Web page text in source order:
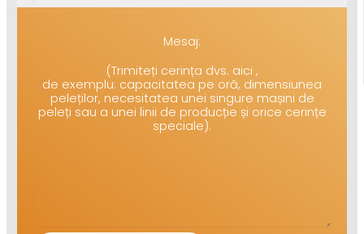
Mesaj:
(Trimiteți cerința dvs. aici ,
de exemplu: capacitatea pe oră, dimensiunea
peleților, necesitatea unei singure mașini de
peleți sau a unei linii de producție și orice cerințe
speciale).